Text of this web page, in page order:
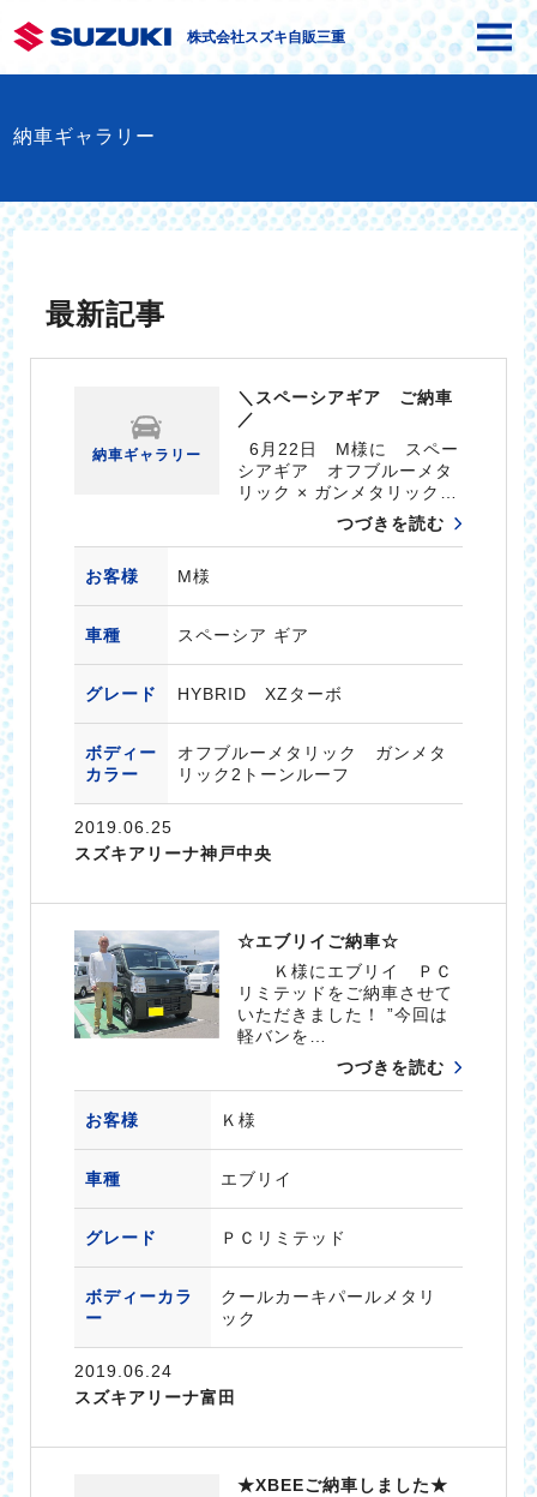
株式会社スズキ自販三重
納車ギャラリー
最新記事
納車ギャラリー
＼スペーシアギア ご納車
／
6月22日 M様に スペー
シアギア オフブルーメタ
リック × ガンメタリック…
つづきを読む
お客様 M様
車種 スペーシア ギア
グレード HYBRID XZターボ
ボディー
カラー
オフブルーメタリック ガンメタ
リック2トーンルーフ
2019.06.25
スズキアリーナ神戸中央
☆エブリイご納車☆
Ｋ様にエブリイ ＰＣ
リミテッドをご納車させて
いただきました！ ”今回は
軽バンを…
つづきを読む
お客様 Ｋ様
車種 エブリイ
グレード ＰＣリミテッド
ボディーカラ
ー
クールカーキパールメタリ
ック
2019.06.24
スズキアリーナ富田
★XBEEご納車しました★